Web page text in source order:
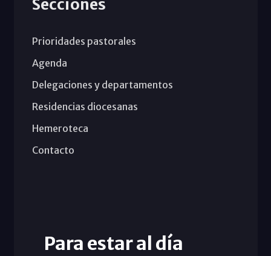
Secciones
Prioridades pastorales
Agenda
Delegaciones y departamentos
Residencias diocesanas
Hemeroteca
Contacto
Para estar al día